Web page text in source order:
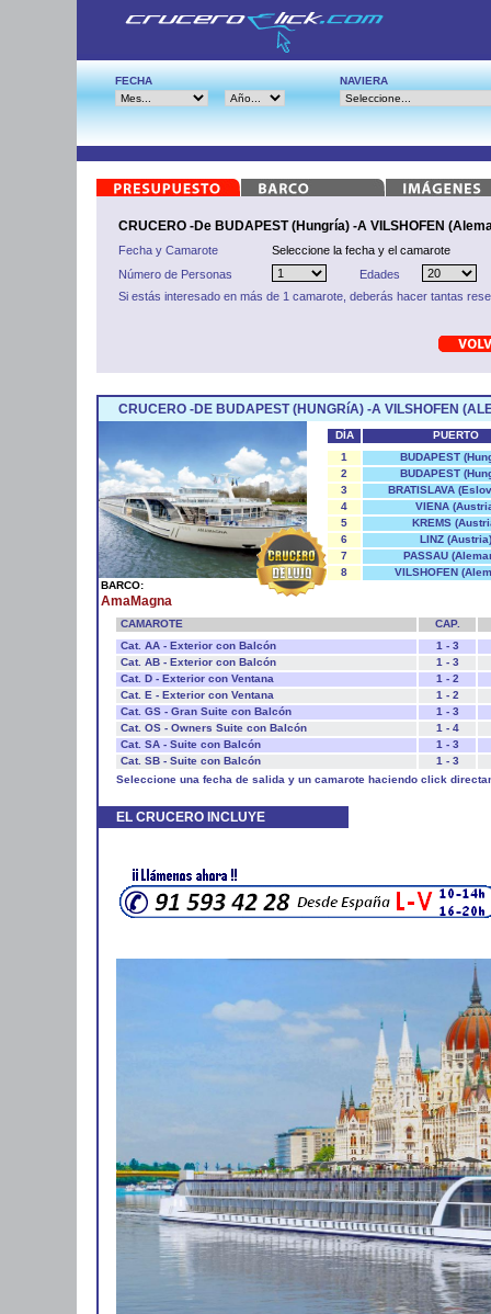
FECHA NAVIERA
CRUCERO -De BUDAPEST (Hungría) -A VILSHOFEN
Fecha y Camarote
Seleccione la fecha y el camarote
Número de Personas
Edades
Si estás interesado en más de 1 camarote, deberás hacer tantas
CRUCERO -DE BUDAPEST (HUNGRíA) -A VILSHOFEN
BARCO:
AmaMagna
DÍA
PUERTO
1
BUDAPEST
2
BUDAPEST
3
BRATISLAVA
4
VIENA
5
KREMS
6
LINZ (Austria)
7
PASSAU
8
VILSHOFEN
CAMAROTE
CAP.
Cat. AA - Exterior con Balcón
1 - 3
Cat. AB - Exterior con Balcón
1 - 3
Cat. D - Exterior con Ventana
1 - 2
Cat. E - Exterior con Ventana
1 - 2
Cat. GS - Gran Suite con Balcón
1 - 3
Cat. OS - Owners Suite con Balcón
1 - 4
Cat. SA - Suite con Balcón
1 - 3
Cat. SB - Suite con Balcón
1 - 3
Seleccione una fecha de salida y un camarote haciendo click
EL CRUCERO INCLUYE